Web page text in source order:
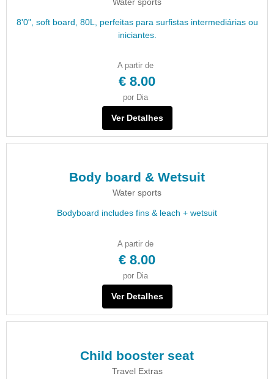
8'0", soft board, 80L, perfeitas para surfistas intermediárias ou
iniciantes.
A partir de
€ 8.00
por Dia
Ver Detalhes
Body board & Wetsuit
Water sports
Bodyboard includes fins & leach + wetsuit
A partir de
€ 8.00
por Dia
Ver Detalhes
Child booster seat
Travel Extras